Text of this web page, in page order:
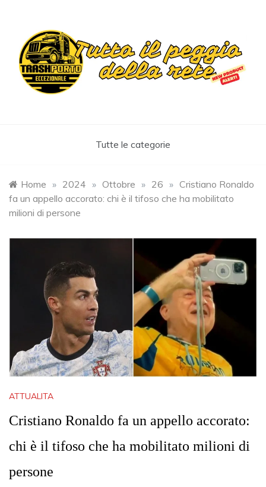
content
Tutte le categorie
Home » 2024 » Ottobre » 26 » Cristiano Ronaldo
fa un appello accorato: chi è il tifoso che ha mobilitato
milioni di persone
ATTUALITA
Cristiano Ronaldo fa un appello accorato:
chi è il tifoso che ha mobilitato milioni di
persone